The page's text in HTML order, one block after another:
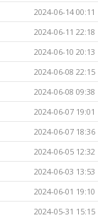
2024-06-14 00:11
2024-06-11 22:18
2024-06-10 20:13
2024-06-08 22:15
2024-06-08 09:38
2024-06-07 19:01
2024-06-07 18:36
2024-06-05 12:32
2024-06-03 13:53
2024-06-01 19:10
2024-05-31 15:15